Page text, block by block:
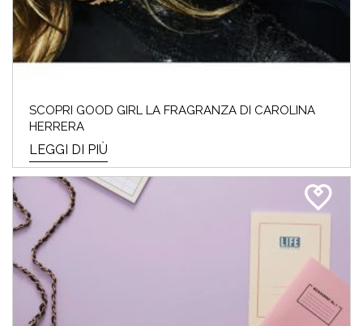
SCOPRI GOOD GIRL LA FRAGRANZA DI CAROLINA
HERRERA
LEGGI DI PIÙ